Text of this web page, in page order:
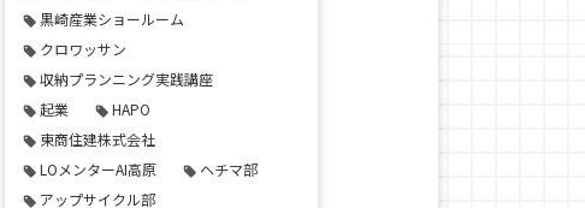
黒崎産業ショールーム
クロワッサン
収納プランニング実践講座
起業
HAPO
東商住建株式会社
LOメンターAI高原
ヘチマ部
アップサイクル部